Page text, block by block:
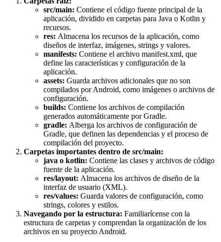
src/main: Contiene el código fuente principal de la
aplicación, dividido en carpetas para Java o Kotlin y
recursos.
res: Almacena los recursos de la aplicación, como
diseños de interfaz, imágenes, strings y valores.
manifests: Contiene el archivo manifest.xml, que
define las características y configuración de la
aplicación.
assets: Guarda archivos adicionales que no son
compilados por Android, como imágenes o archivos de
configuración.
builds: Contiene los archivos de compilación
generados automáticamente por Gradle.
gradle: Alberga los archivos de configuración de
Gradle, que definen las dependencias y el proceso de
compilación del proyecto.
Carpetas importantes dentro de src/main:
java o kotlin: Contiene las clases y archivos de código
fuente de la aplicación.
res/layout: Almacena los archivos de diseño de la
interfaz de usuario (XML).
res/values: Guarda valores de configuración, como
strings, colores y estilos.
Navegando por la estructura: Familiarícense con la
estructura de carpetas y comprendan la organización de los
archivos en su proyecto Android.